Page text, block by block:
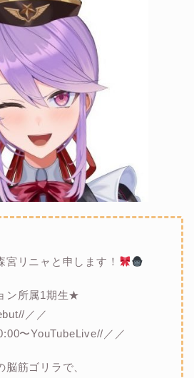
宮リニャと申します！
ン所属1期生★
／／
〜YouTubeLive//／／
筋ゴリラで、